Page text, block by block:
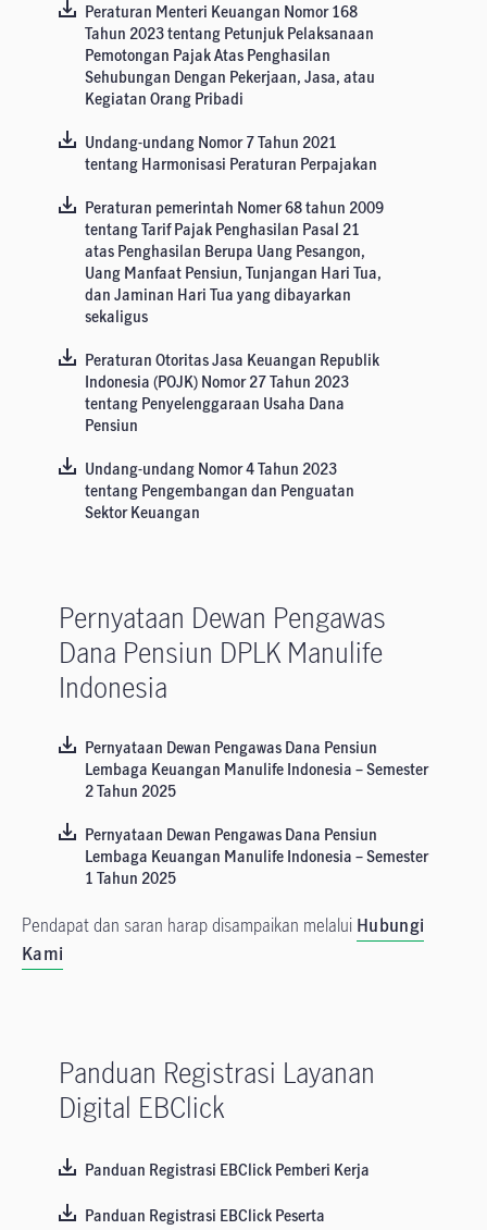
Peraturan Menteri Keuangan Nomor 168
Tahun 2023 tentang Petunjuk Pelaksanaan
Pemotongan Pajak Atas Penghasilan
Sehubungan Dengan Pekerjaan, Jasa, atau
Kegiatan Orang Pribadi
Undang-undang Nomor 7 Tahun 2021
tentang Harmonisasi Peraturan Perpajakan
Peraturan pemerintah Nomer 68 tahun 2009
tentang Tarif Pajak Penghasilan Pasal 21
atas Penghasilan Berupa Uang Pesangon,
Uang Manfaat Pensiun, Tunjangan Hari Tua,
dan Jaminan Hari Tua yang dibayarkan
sekaligus
Peraturan Otoritas Jasa Keuangan Republik
Indonesia (POJK) Nomor 27 Tahun 2023
tentang Penyelenggaraan Usaha Dana
Pensiun
Undang-undang Nomor 4 Tahun 2023
tentang Pengembangan dan Penguatan
Sektor Keuangan
Pernyataan Dewan Pengawas
Dana Pensiun DPLK Manulife
Indonesia
Pernyataan Dewan Pengawas Dana Pensiun
Lembaga Keuangan Manulife Indonesia – Semester
2 Tahun 2025
Pernyataan Dewan Pengawas Dana Pensiun
Lembaga Keuangan Manulife Indonesia – Semester
1 Tahun 2025
Pendapat dan saran harap disampaikan melalui Hubungi
Kami
Panduan Registrasi Layanan
Digital EBClick
Panduan Registrasi EBClick Pemberi Kerja
Panduan Registrasi EBClick Peserta